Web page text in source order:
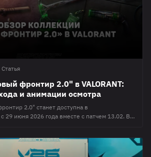
Статья
фронтир 2.0" в VALORANT:
и анимации осмотра
2.0" станет доступна в
с 29 июня 2026 года вместе с патчем 13.02. В
вопросы. 🗡️ Что войдет в коллекцию
"Новый фронтир 2.0" войдут: Vandal,